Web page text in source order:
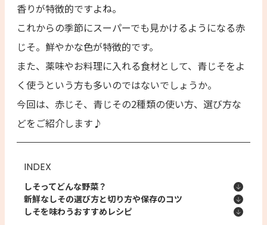
香りが特徴的ですよね。
これからの季節にスーパーでも見かけるようになる赤
じそ。鮮やかな色が特徴的です。
また、薬味やお料理に入れる食材として、青じそをよ
く使うという方も多いのではないでしょうか。
今回は、赤じそ、青じその2種類の使い方、選び方な
どをご紹介します♪
INDEX
しそってどんな野菜？
新鮮なしその選び方と切り方や保存のコツ
しそを味わうおすすめレシピ